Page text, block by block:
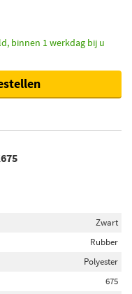
binnen 1 werkdag bij u
Zwart
Rubber
Polyester
675